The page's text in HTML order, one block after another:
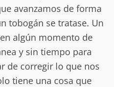
avanzamos de forma
tobogán se tratase. Un
algún momento de
y sin tiempo para
de corregir lo que nos
tiene una cosa que